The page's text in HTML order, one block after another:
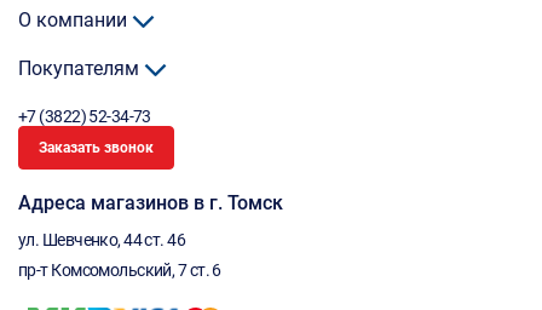
О компании
Покупателям
+7 (3822) 52-34-73
Заказать звонок
Адреса магазинов в г. Томск
ул. Шевченко, 44 ст. 46
пр-т Комсомольский, 7 ст. 6